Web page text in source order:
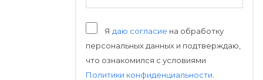
Я даю согласие на обработку
персональных данных и подтверждаю,
что ознакомился с условиями
Политики конфиденциальности